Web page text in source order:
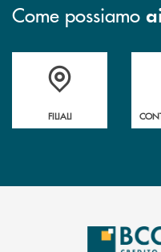
Come possiamo
Trova la filiale più vicina a te
FILIALI